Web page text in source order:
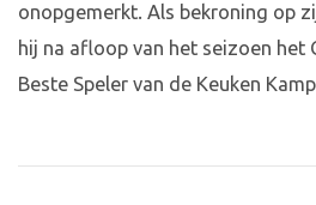
onopgemerkt. Als bekroning op
hij na afloop van het seizoen het
Beste Speler van de Keuken